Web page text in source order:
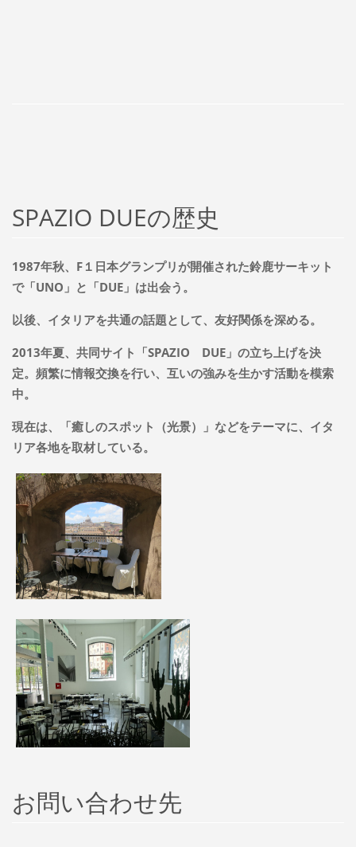
SPAZIO DUEの歴史
1987年秋、F１日本グランプリが開催された鈴鹿サーキット
で「UNO」と「DUE」は出会う。
以後、イタリアを共通の話題として、友好関係を深める。
2013年夏、共同サイト「SPAZIO DUE」の立ち上げを決
定。頻繁に情報交換を行い、 互いの強みを生かす活動を模索
中。
現在は、「癒しのスポット（光景）」などをテーマに、 イタ
リア各地を取材している。
お問い合わせ先